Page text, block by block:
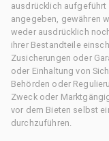
ausdrücklich aufgeführt
angegeben, gewähren
weder ausdrücklich
ihrer Bestandteile
Zusicherungen oder
oder Einhaltung von
Behörden oder
Zweck oder
vor dem Bieten selbst
durchzuführen.